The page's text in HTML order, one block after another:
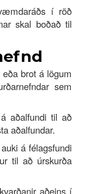
í röð
skal boðað til
brot á lögum
sem
aðalfundi til að
aðalfundar.
á félagsfundi
til að úrskurða
aðeins í